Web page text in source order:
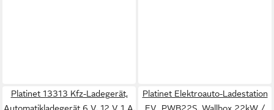
Platinet 13313 Kfz-Ladegerät,
Platinet Elektroauto-Ladestation